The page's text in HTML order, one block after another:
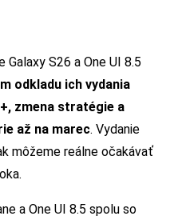
Galaxy S26 a One UI 8.5
odkladu ich vydania
zmena stratégie a
až na marec. Vydanie
môžeme reálne očakávať
a One UI 8.5 spolu so